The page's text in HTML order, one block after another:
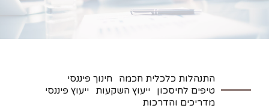
התנהלות כלכלית חכמה
חינוך פיננסי
טיפים לחיסכון
ייעוץ השקעות
ייעוץ פיננסי
מדריכים והדרכות